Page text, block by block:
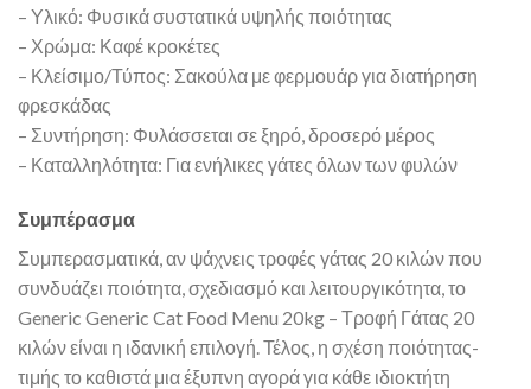
– Υλικό: Φυσικά συστατικά υψηλής ποιότητας
– Χρώμα: Καφέ κροκέτες
– Κλείσιμο/Τύπος: Σακούλα με φερμουάρ για διατήρηση
φρεσκάδας
– Συντήρηση: Φυλάσσεται σε ξηρό, δροσερό μέρος
– Καταλληλότητα: Για ενήλικες γάτες όλων των φυλών
Συμπέρασμα
Συμπερασματικά, αν ψάχνεις τροφές γάτας 20 κιλών που
συνδυάζει ποιότητα, σχεδιασμό και λειτουργικότητα, το
Generic Generic Cat Food Menu 20kg – Τροφή Γάτας 20
κιλών είναι η ιδανική επιλογή. Τέλος, η σχέση ποιότητας-
τιμής το καθιστά μια έξυπνη αγορά για κάθε ιδιοκτήτη